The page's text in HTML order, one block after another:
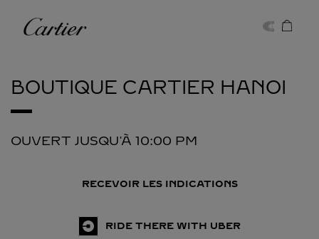
Cartier
BOUTIQUE CARTIER HANOI
OUVERT JUSQU'À 10:00 PM
RECEVOIR LES INDICATIONS
RIDE THERE WITH UBER